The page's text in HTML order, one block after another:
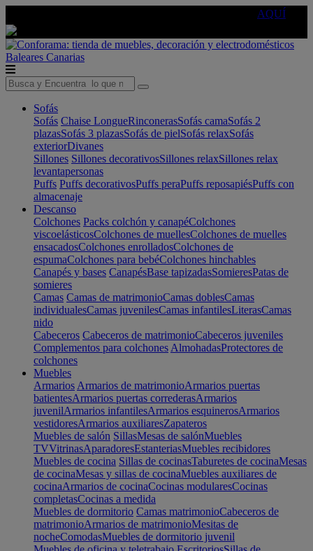
AQUÍ
Baleares Canarias
Sofás
Sofás Chaise LongueRinconerasSofás camaSofás 2
plazasSofás 3 plazasSofás de pielSofás relaxSofás
exteriorDivanes
Sillones Sillones decorativosSillones relaxSillones relax
levantapersonas
Puffs Puffs decorativosPuffs peraPuffs reposapiésPuffs con
almacenaje
Descanso
Colchones Packs colchón y canapéColchones
viscoelásticosColchones de muellesColchones de muelles
ensacadosColchones enrolladosColchones de
espumaColchones para bebéColchones hinchables
Canapés y bases CanapésBase tapizadasSomieresPatas de
somieres
Camas Camas de matrimonioCamas doblesCamas
individualesCamas juvenilesCamas infantilesLiterasCamas
nido
Cabeceros Cabeceros de matrimonioCabeceros juveniles
Complementos para colchones AlmohadasProtectores de
colchones
Muebles
Armarios Armarios de matrimonioArmarios puertas
batientesArmarios puertas correderasArmarios
juvenilArmarios infantilesArmarios esquinerosArmarios
vestidoresArmarios auxiliaresZapateros
Muebles de salón SillasMesas de salónMuebles
TVVitrinasAparadoresEstanteriasMuebles recibidores
Muebles de cocina Sillas de cocinasTaburetes de cocinaMesas
de cocinaMesas y sillas de cocinaMuebles auxiliares de
cocinaArmarios de cocinaCocinas modularesCocinas
completasCocinas a medida
Muebles de dormitorio Camas matrimonioCabeceros de
matrimonioArmarios de matrimonioMesitas de
nocheComodasMuebles de dormitorio juvenil